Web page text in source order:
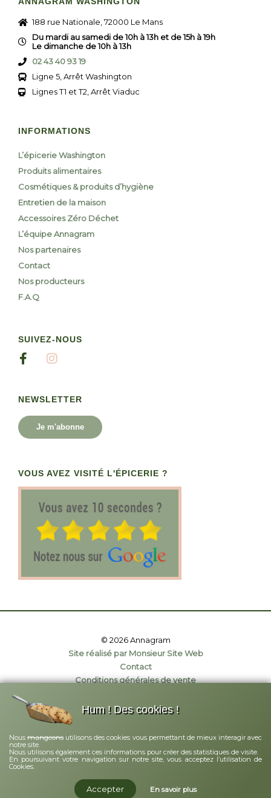
188 rue Nationale, 72000 Le Mans
Du mardi au samedi de 10h à 13h et de 15h à 19h
Le dimanche de 10h à 13h
02 43 40 93 19
Ligne 5, Arrêt Washington
Lignes T1 et T2, Arrêt Viaduc
INFORMATIONS
L’épicerie Washington
Produits alimentaires
Cosmétiques & produits d’hygiène
Entretien de la maison
Accessoires Zéro Déchet
L’équipe Annagram
Nos partenaires
Contact
Nos producteurs
F.A.Q
SUIVEZ-NOUS
NEWSLETTER
Je m'abonne
VOUS AVEZ VISITÉ L'ÉPICERIE ?
© 2026 Annagram
Site réalisé par Monsieur Site Web
Contact
Conditions générales de vente
Mentions légales
Hum ! Des cookies !
Nousmangeons utilisons des cookies vous permettant de mieux interagir avec
notre site.
Nous utilisons également ces informations pour créer des statistiques de visite.
En poursuivant votre navigation sur notre site, vous acceptez l’utilisation de
Cookies.
Accepter En savoir plus